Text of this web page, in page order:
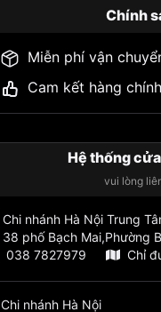
Chính
Miễn phí vận
Cam kết hàng
Hệ thống
vui lòng
Chi nhánh Hà Nội Trung
38 phố Bạch Mai,Phường
038 7827979
Chỉ
Chi nhánh Hà Nội